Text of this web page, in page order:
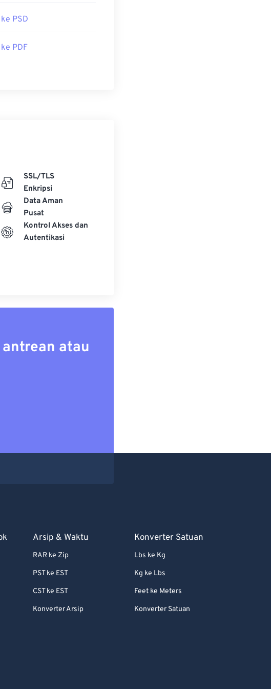
JPG.
PSD
PDF
SSL/TLS
Enkripsi
Data Aman
Pusat
Kontrol Akses dan
Autentikasi
atau
Arsip & Waktu
RAR ke Zip
PST ke EST
CST ke EST
Konverter Arsip
Konverter Satuan
Lbs ke Kg
Kg ke Lbs
Feet ke Meters
Konverter Satuan